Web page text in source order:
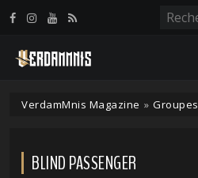
VerdamMnis Magazine » Groupes
BLIND PASSENGER
Panneau de gestion des cookies